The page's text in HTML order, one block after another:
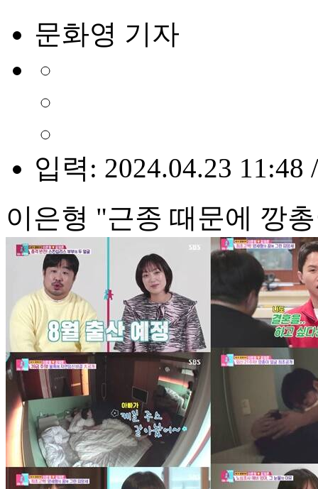
문화영 기자
입력: 2024.04.23 11:48
이은형 "근종 때문에 깡